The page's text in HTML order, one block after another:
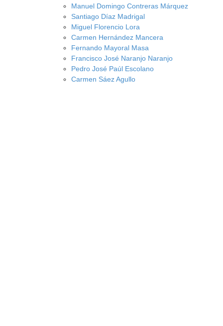
Manuel Domingo Contreras Márquez
Santiago Díaz Madrigal
Miguel Florencio Lora
Carmen Hernández Mancera
Fernando Mayoral Masa
Francisco José Naranjo Naranjo
Pedro José Paúl Escolano
Carmen Sáez Agullo